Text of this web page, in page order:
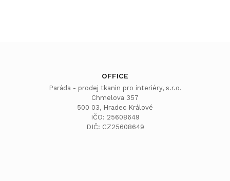
OFFICE
Paráda - prodej tkanin pro interiéry, s.r.o.
Chmelova 357
500 03, Hradec Králové
IČO: 25608649
DIČ: CZ25608649